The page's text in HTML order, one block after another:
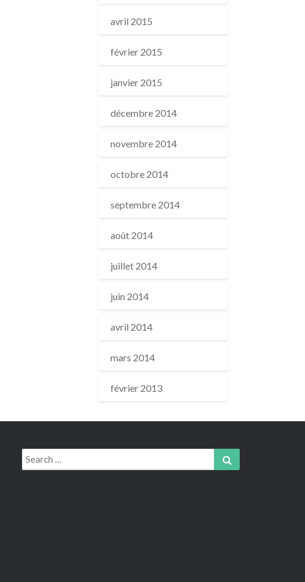
avril 2015
février 2015
janvier 2015
décembre 2014
novembre 2014
octobre 2014
septembre 2014
août 2014
juillet 2014
juin 2014
avril 2014
mars 2014
février 2013
Search
for: